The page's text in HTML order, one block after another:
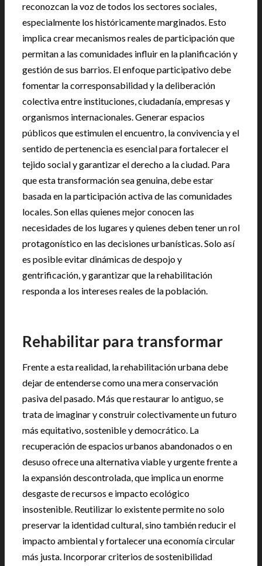
reconozcan la voz de todos los sectores sociales,
especialmente los históricamente marginados. Esto
implica crear mecanismos reales de participación que
permitan a las comunidades influir en la planificación y
gestión de sus barrios. El enfoque participativo debe
fomentar la corresponsabilidad y la deliberación
colectiva entre instituciones, ciudadanía, empresas y
organismos internacionales. Generar espacios
públicos que estimulen el encuentro, la convivencia y el
sentido de pertenencia es esencial para fortalecer el
tejido social y garantizar el derecho a la ciudad. Para
que esta transformación sea genuina, debe estar
basada en la participación activa de las comunidades
locales. Son ellas quienes mejor conocen las
necesidades de los lugares y quienes deben tener un rol
protagonístico en las decisiones urbanísticas. Solo así
es posible evitar dinámicas de despojo y
gentrificación, y garantizar que la rehabilitación
responda a los intereses reales de la población.
Rehabilitar para transformar
Frente a esta realidad, la rehabilitación urbana debe
dejar de entenderse como una mera conservación
pasiva del pasado. Más que restaurar lo antiguo, se
trata de imaginar y construir colectivamente un futuro
más equitativo, sostenible y democrático. La
recuperación de espacios urbanos abandonados o en
desuso ofrece una alternativa viable y urgente frente a
la expansión descontrolada, que implica un enorme
desgaste de recursos e impacto ecológico
insostenible. Reutilizar lo existente permite no solo
preservar la identidad cultural, sino también reducir el
impacto ambiental y fortalecer una economía circular
más justa. Incorporar criterios de sostenibilidad